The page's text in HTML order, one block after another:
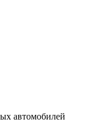
автомобилей